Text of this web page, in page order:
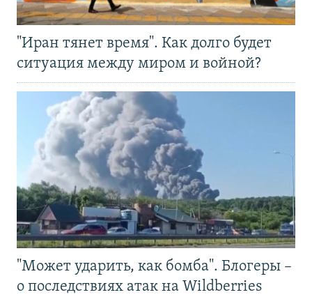
"Иран тянет время". Как долго будет
ситуация между миром и войной?
"Может ударить, как бомба". Блогеры –
о последствиях атак на Wildberries